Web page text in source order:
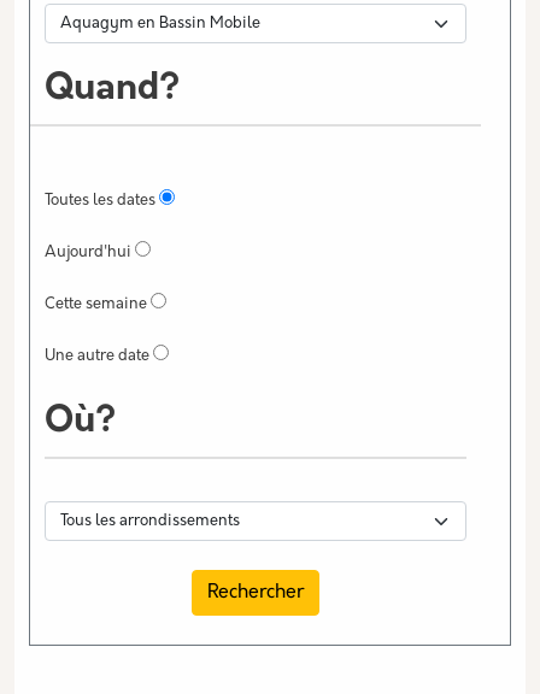
Quand?
Toutes les dates
Aujourd'hui
Cette semaine
Une autre date
Où?